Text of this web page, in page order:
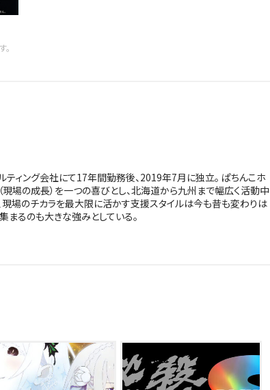
ィング会社にて17年間勤務後、2019年7月に独立。 ぱちんこホ
現場の成長）を一つの喜びとし、北海道から九州まで幅広く活動中
場のチカラを最大限に活かす支援スタイルは今も昔も変わりは
るのも大きな強みとしている。